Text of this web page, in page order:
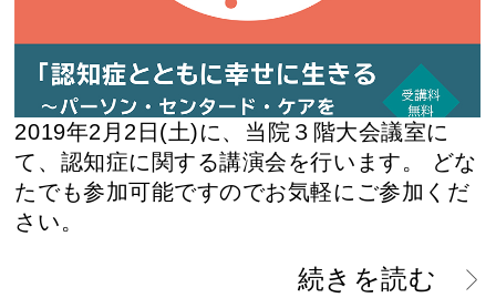
2019年2月2日(土)に、当院３階大会議室に
て、認知症に関する講演会を行います。 どな
たでも参加可能ですのでお気軽にご参加くだ
さい。
続きを読む